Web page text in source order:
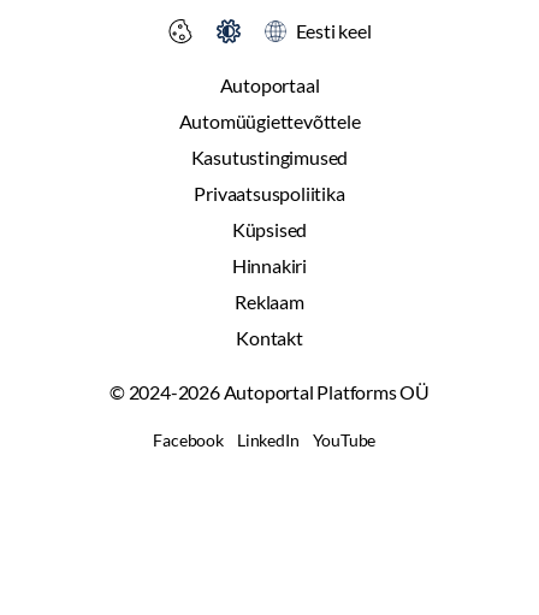
© 2024-2026 Autoportal Platforms OÜ
Autoportaal
Automüügiettevõttele
Kasutustingimused
Privaatsuspoliitika
Küpsised
Hinnakiri
Reklaam
Kontakt
Eesti keel
Facebook LinkedIn YouTube